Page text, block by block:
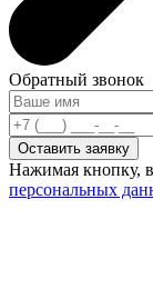
Обратный звонок
Нажимая кнопку,
персональных